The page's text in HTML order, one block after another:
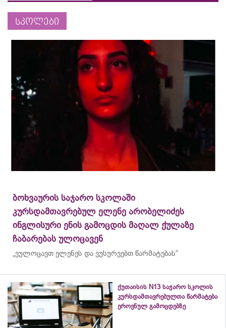
სკოლები
ბოხვაურის საჯარო სკოლაში
კურსდამთავრებულ ელენე არობელიძეს
ინგლისური ენის გამოცდის მაღალ ქულაზე
ჩაბარებას ულოცავენ
„ვულოცავთ ელენეს და ვუსურვებთ წარმატებას“
ქუთაისის N13 საჯარო სკოლის
კურსდამთავრებულთა წარმატება
ეროვნულ გამოცდებზე